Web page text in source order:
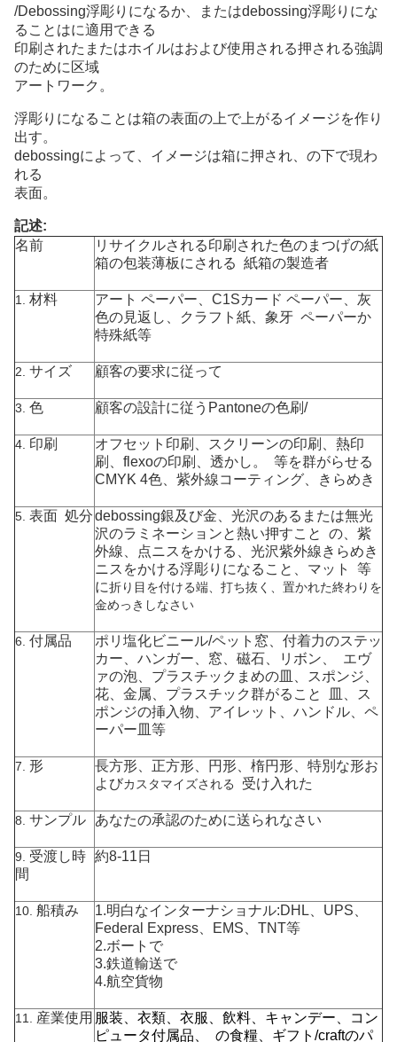
/Debossing浮彫りになるか、またはdebossing浮彫りにな
ることはに適用できる
印刷されたまたはホイルはおよび使用される押される強調
のために区域
アートワーク。
浮彫りになることは箱の表面の上で上がるイメージを作り
出す。
debossingによって、イメージは箱に押され、の下で現わ
れる
表面。
記述:
名前
リサイクルされる印刷された色のまつげの紙
箱の包装薄板にされる 紙箱の製造者
1. 材料
アート ペーパー、C1Sカード ペーパー、灰
色の見返し、クラフト紙、 象牙 ペーパーか
特殊紙等
2. サイズ 顧客の要求に従って
3. 色 顧客の設計に従うPantoneの色刷/
4. 印刷
オフセット印刷、スクリーンの印刷、熱印
刷、flexoの印刷、透かし。 等を群がらせる
CMYK 4色、紫外線コーティング、きらめき
5. 表面 処分debossing銀及び金、光沢のあるまたは無光
沢のラミネーションと熱い押すこと の、紫
外線、点ニスをかける、光沢紫外線きらめき
ニスをかける浮彫りになること、マット 等
に折り目を付ける端、打ち抜く、置かれた終わりを
金めっきしなさい
6. 付属品
ポリ塩化ビニール/ペット窓、付着力のステッ
カー、ハンガー、窓、磁石、
リボン、 エヴ
ァの泡、プラスチックまめの皿、スポンジ、
花、金属、プラスチック群がること 皿、ス
ポンジの挿入物、アイレット、ハンドル、ペ
ーパー皿等
7. 形
長方形、正方形、円形、楕円形、特別な形お
よびカスタマイズされる 受け入れた
8. サンプル あなたの承認のために送られなさい
9. 受渡し時
間
約8-11日
10. 船積み
1.明白なインターナショナル:DHL、UPS、
Federal Express、EMS、TNT等
2.ボートで
3.鉄道輸送で
4.航空貨物
11. 産業使用 服装 、衣類、衣服、飲料、キャンデー、コン
ピュータ付属品、 の食糧、ギフト/craftのパ